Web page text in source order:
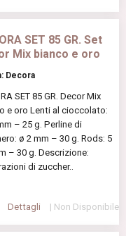
SET 85 GR. Set
Mix bianco e oro
Decora
SET 85 GR. Decor Mix
e oro Lenti al cioccolato:
– 25 g. Perline di
ø 2 mm – 30 g. Rods: 5
– 30 g. Descrizione:
di zuccher..
Dettagli | Non Disponibile